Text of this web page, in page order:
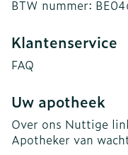
BTW nummer:
Klantenservice
FAQ
Uw apotheek
Over ons Nuttige
Apotheker van